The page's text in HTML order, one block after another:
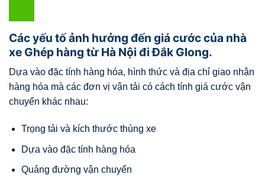
Các yếu tố ảnh hưởng đến giá cước của nhà
xe Ghép hàng từ Hà Nội đi Đắk Glong.
Dựa vào đặc tính hàng hóa, hình thức và địa chỉ giao nhận
hàng hóa mà các đơn vị vận tải có cách tính giá cước vận
chuyển khác nhau:
Trọng tải và kích thước thùng xe
Dựa vào đặc tính hàng hóa
Quảng đường vận chuyển